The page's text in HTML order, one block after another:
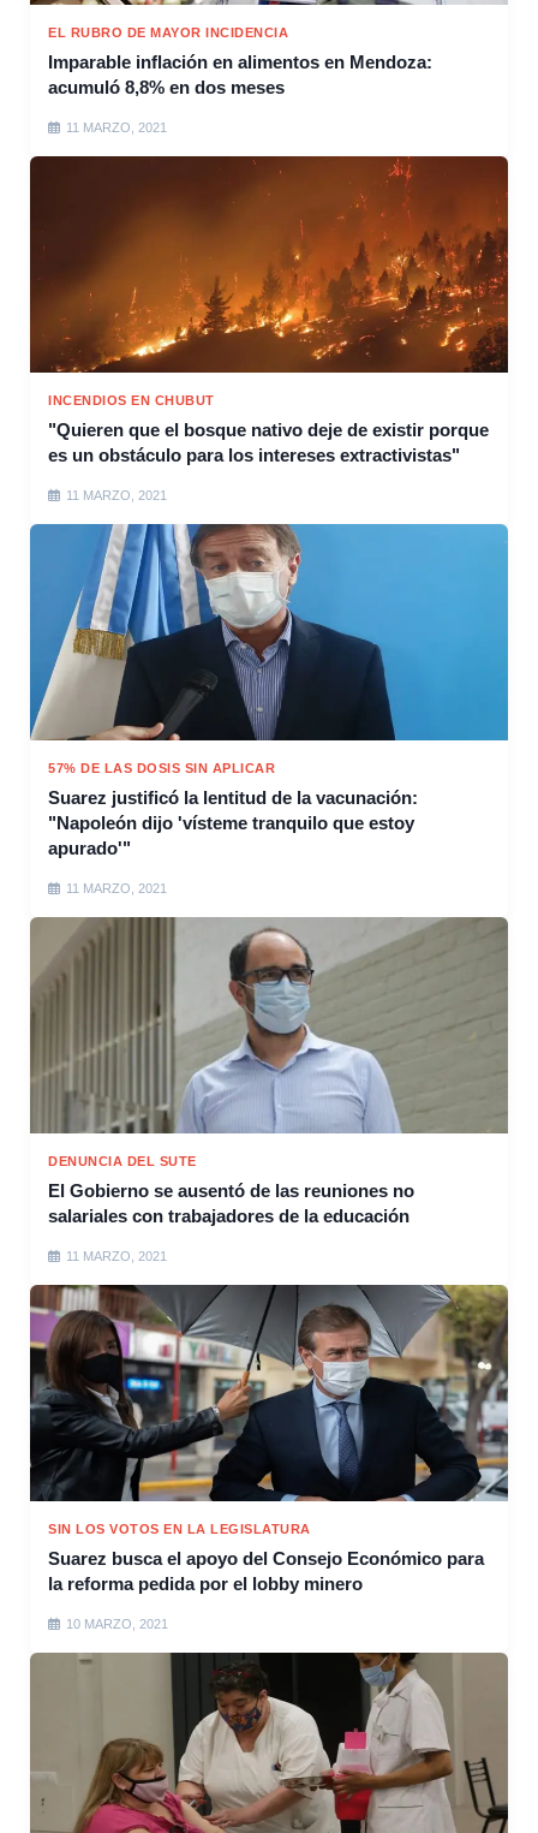
EL RUBRO DE MAYOR INCIDENCIA
Imparable inflación en alimentos en Mendoza:
acumuló 8,8% en dos meses
11 MARZO, 2021
INCENDIOS EN CHUBUT
"Quieren que el bosque nativo deje de existir porque
es un obstáculo para los intereses extractivistas"
11 MARZO, 2021
57% DE LAS DOSIS SIN APLICAR
Suarez justificó la lentitud de la vacunación:
"Napoleón dijo 'vísteme tranquilo que estoy
apurado'"
11 MARZO, 2021
DENUNCIA DEL SUTE
El Gobierno se ausentó de las reuniones no
salariales con trabajadores de la educación
11 MARZO, 2021
SIN LOS VOTOS EN LA LEGISLATURA
Suarez busca el apoyo del Consejo Económico para
la reforma pedida por el lobby minero
10 MARZO, 2021